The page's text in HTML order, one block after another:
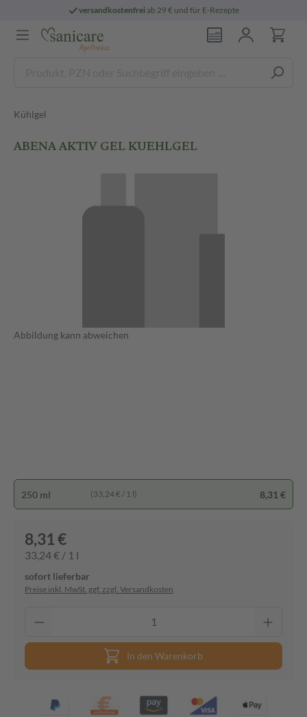
versandkostenfreiab 29 € und für E-Rezepte
Kühlgel
ABENA AKTIV GEL KUEHLGEL
Abbildung kann abweichen
250 ml (33,24 € / 1 l) 8,31 €
8,31 €
33,24 € / 1 l
sofort lieferbar
Preise inkl. MwSt. ggf. zzgl. Versandkosten
In den Warenkorb